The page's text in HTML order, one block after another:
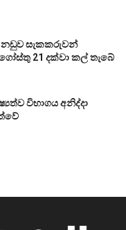
නඩුව සැකකරුවන්
21 දක්වා කල් තැබේ
විභාගය අනිද්දා